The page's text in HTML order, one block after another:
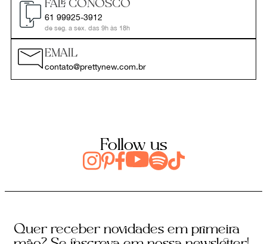
FALE CONOSCO
61 99925-3912
de seg. a sex. das 9h às 18h
EMAIL
contato@prettynew.com.br
Follow us
Quer receber novidades em primeira